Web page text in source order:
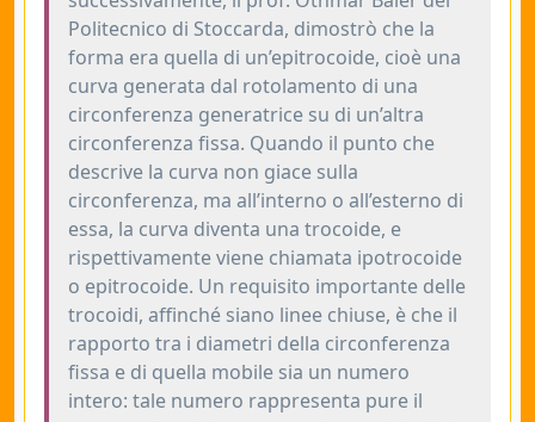
Politecnico di Stoccarda, dimostrò che la
forma era quella di un’epitrocoide, cioè una
curva generata dal rotolamento di una
circonferenza generatrice su di un’altra
circonferenza fissa. Quando il punto che
descrive la curva non giace sulla
circonferenza, ma all’interno o all’esterno di
essa, la curva diventa una trocoide, e
rispettivamente viene chiamata ipotrocoide
o epitrocoide. Un requisito importante delle
trocoidi, affinché siano linee chiuse, è che il
rapporto tra i diametri della circonferenza
fissa e di quella mobile sia un numero
intero: tale numero rappresenta pure il